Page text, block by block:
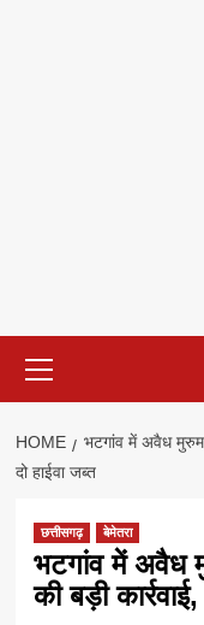
Menu
HOME
भटगांव में अवैध मुरुम
दो हाईवा जब्त
छत्तीसगढ़ बेमेतरा
भटगांव में अवैध
की बड़ी